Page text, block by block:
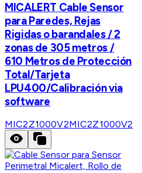
MICALERT Cable Sensor
para Paredes, Rejas
Rigidas o barandales / 2
zonas de 305 metros /
610 Metros de Protección
Total/Tarjeta
LPU400/Calibración via
software
MIC2Z1000V2MIC2Z1000V2